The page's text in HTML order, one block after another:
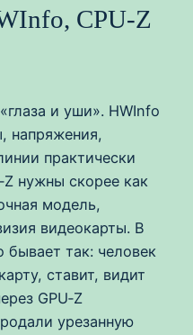
CPU-Z
и уши». HWInfo
напряжения,
практически
нужны скорее как
модель,
видеокарты. В
бывает так: человек
ставит, видит
GPU‑Z
урезанную